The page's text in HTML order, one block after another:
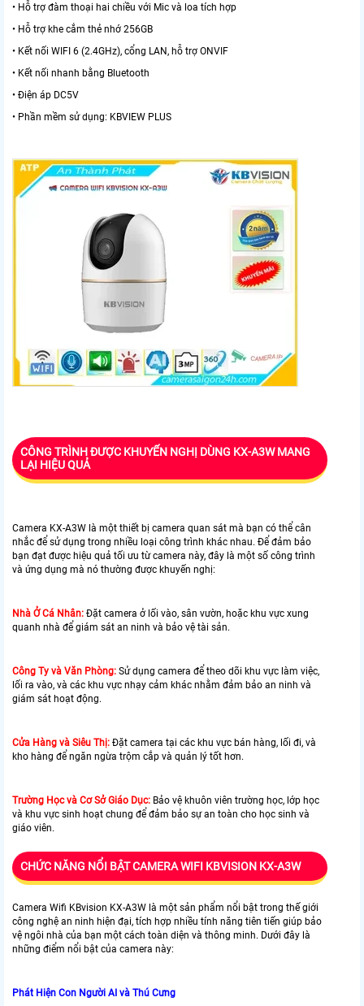
• Hỗ trợ đàm thoại hai chiều với Mic và loa tích hợp
• Hỗ trợ khe cắm thẻ nhớ 256GB
• Kết nối WIFI 6 (2.4GHz), cổng LAN, hỗ trợ ONVIF
• Kết nối nhanh bằng Bluetooth
• Điện áp DC5V
• Phần mềm sử dụng: KBVIEW PLUS
CÔNG TRÌNH ĐƯỢC KHUYẾN NGHỊ DÙNG KX-A3W MANG
LẠI HIỆU QUẢ
Camera KX-A3W là một thiết bị camera quan sát mà bạn có thể cân
nhắc để sử dụng trong nhiều loại công trình khác nhau. Để đảm bảo
bạn đạt được hiệu quả tối ưu từ camera này, đây là một số công trình
và ứng dụng mà nó thường được khuyến nghị:
Nhà Ở Cá Nhân: Đặt camera ở lối vào, sân vườn, hoặc khu vực xung
quanh nhà để giám sát an ninh và bảo vệ tài sản.
Công Ty và Văn Phòng: Sử dụng camera để theo dõi khu vực làm việc,
lối ra vào, và các khu vực nhạy cảm khác nhằm đảm bảo an ninh và
giám sát hoạt động.
Cửa Hàng và Siêu Thị: Đặt camera tại các khu vực bán hàng, lối đi, và
kho hàng để ngăn ngừa trộm cắp và quản lý tốt hơn.
Trường Học và Cơ Sở Giáo Dục: Bảo vệ khuôn viên trường học, lớp học
và khu vực sinh hoạt chung để đảm bảo sự an toàn cho học sinh và
giáo viên.
CHỨC NĂNG NỔI BẬT CAMERA WIFI KBVISION KX-A3W
Camera Wifi KBvision KX-A3W là một sản phẩm nổi bật trong thế giới
công nghệ an ninh hiện đại, tích hợp nhiều tính năng tiên tiến giúp bảo
vệ ngôi nhà của bạn một cách toàn diện và thông minh. Dưới đây là
những điểm nổi bật của camera này:
Phát Hiện Con Người AI và Thú Cưng